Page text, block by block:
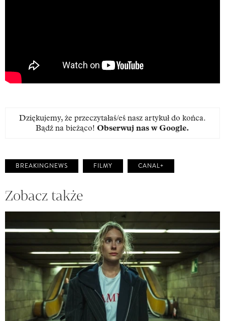
Dziękujemy, że przeczytałaś/eś nasz artykuł do końca.
Bądź na bieżąco! Obserwuj nas w Google.
BREAKINGNEWS FILMY CANAL+
Zobacz także